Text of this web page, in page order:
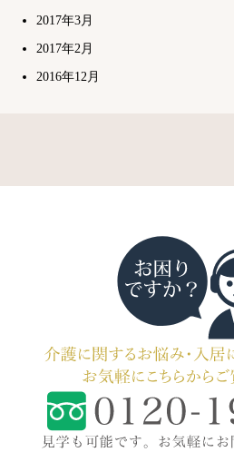
2017年3月
2017年2月
2016年12月